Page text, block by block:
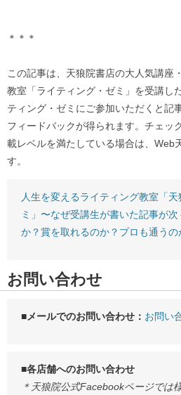
＊＊＊
この記事は、天狼院書店の大人気講座
教室「ライティング・ゼミ」を受講し
ティング・ゼミにご参加いただくと記
フィードバックが得られます。チェッ
載レベルを満たしている場合は、Web
す。
人生を変えるライティング教室「
ミ」〜なぜ受講生が書いた記事が
か？賞を取れるのか？プロも通うの
お問い合わせ
■メールでのお問い合わせ： お問い
■各店舗へのお問い合わせ
＊天狼院公式Facebookページでは